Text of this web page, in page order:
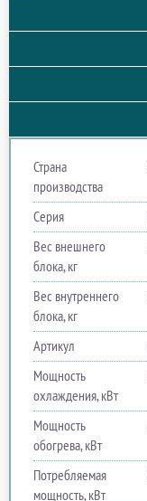
Страна
производства
Серия
Вес внешнего
блока, кг
Вес внутреннего
блока, кг
Артикул
Мощность
охлаждения, кВт
Мощность
обогрева, кВт
Потребляемая
мощность, кВт